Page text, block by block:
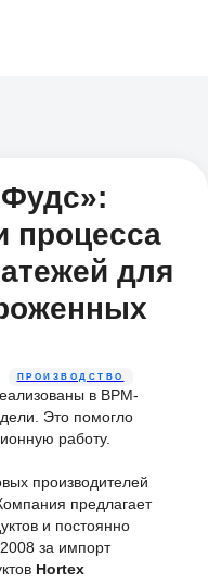
процесса
для
ПРОИЗВОДСТВО
в BPM-
Это помогло
работу.
производителей
предлагает
и постоянно
за импорт
Hortex